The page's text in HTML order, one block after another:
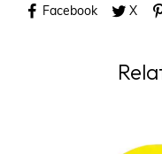
Facebook X